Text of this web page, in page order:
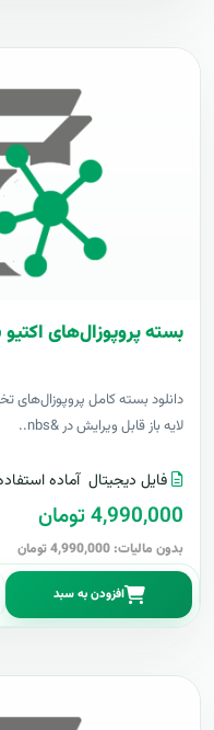
بسته پروپوزال‌های
دانلود بسته کامل
لایه باز قابل ویرایش در &nbs..
فایل دیجیتال آماده
4,990,000 تومان
بدون مالیات: 4,990,000 تومان
افزودن به سبد